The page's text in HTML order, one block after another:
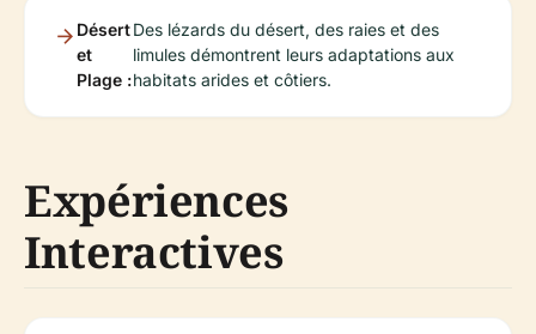
Désert
et
Plage :
Des lézards du désert, des raies et des
limules démontrent leurs adaptations aux
habitats arides et côtiers.
Expériences
Interactives